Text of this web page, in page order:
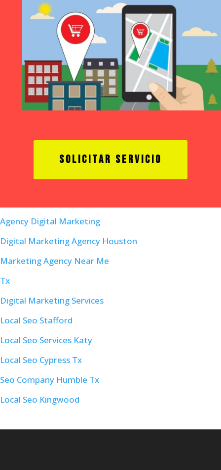
SOLICITAR SERVICIO
Agency Digital Marketing
Digital Marketing Agency Houston
Marketing Agency Near Me
Tx
Digital Marketing Services
Local Seo Stafford
Local Seo Services Katy
Local Seo Cypress Tx
Seo Company Humble Tx
Local Seo Kingwood